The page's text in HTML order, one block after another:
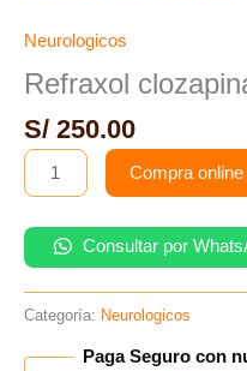
Neurologicos
Refraxol
S/ 250.00
100mg
x
30
cantidad
Compra online
Consultar por
Categoría: Neurologicos
Paga Seguro con